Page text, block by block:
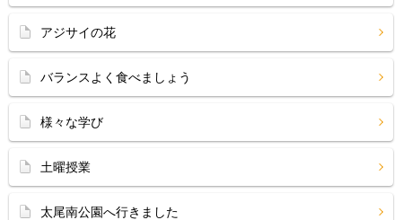
アジサイの花
バランスよく食べましょう
様々な学び
土曜授業
太尾南公園へ行きました